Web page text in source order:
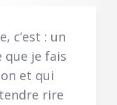
c’est : un
que je fais
et qui
rire